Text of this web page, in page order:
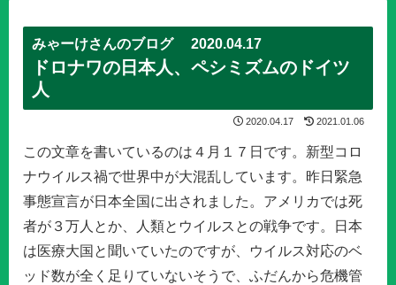
みゃーけさんのブログ 2020.04.17
ドロナワの日本人、ペシミズムのドイツ
人
2020.04.17 2021.01.06
この文章を書いているのは４月１７日です。新型コロ
ナウイルス禍で世界中が大混乱しています。昨日緊急
事態宣言が日本全国に出されました。アメリカでは死
者が３万人とか、人類とウイルスとの戦争です。日本
は医療大国と聞いていたのですが、ウイルス対応のベ
ッド数が全く足りていないそうで、ふだんから危機管